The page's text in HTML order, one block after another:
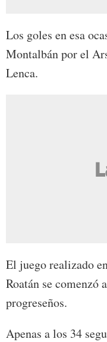
Los goles en esa
Montalbán por el
Lenca.
El juego realizado
Roatán se comenzó
progreseños.
Apenas a los 34